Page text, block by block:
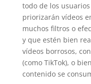
todo de los
priorizarán vídeos
muchos filtros o
y que estén bien
vídeos borrosos,
(como TikTok), o
contenido se